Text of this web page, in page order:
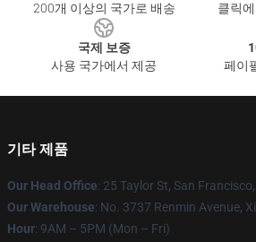
200개 이상의 국가로 배송
클릭
국제 보증
사용 국가에서 제공
페이
기타 제품
Our Head Office: 25 Taylor St, San
Our Warehouse: No. 3737 Renmin Avenue,
Hour: 9AM – 5PM (Mon – Fri)